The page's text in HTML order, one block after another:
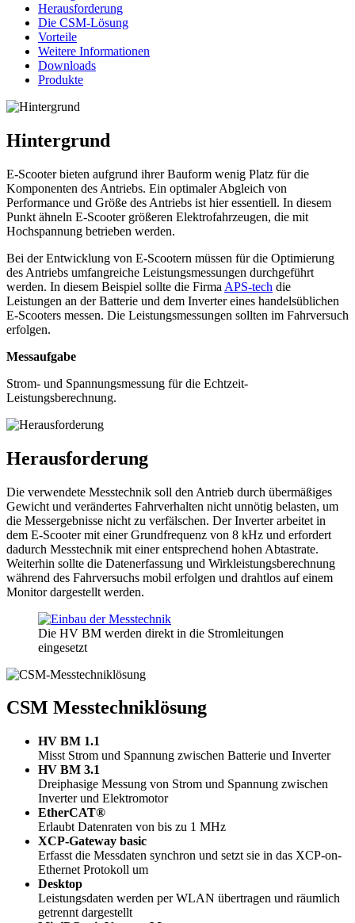
Herausforderung
Die CSM-Lösung
Vorteile
Weitere Informationen
Downloads
Produkte
Hintergrund
E-Scooter bieten aufgrund ihrer Bauform wenig Platz für die
Komponenten des Antriebs. Ein optimaler Abgleich von
Performance und Größe des Antriebs ist hier essentiell. In diesem
Punkt ähneln E-Scooter größeren Elektrofahrzeugen, die mit
Hochspannung betrieben werden.
Bei der Entwicklung von E-Scootern müssen für die Optimierung
des Antriebs umfangreiche Leistungsmessungen durchgeführt
werden. In diesem Beispiel sollte die Firma APS-tech die
Leistungen an der Batterie und dem Inverter eines handelsüblichen
E-Scooters messen. Die Leistungsmessungen sollten im Fahrversuch
erfolgen.
Messaufgabe
Strom- und Spannungsmessung für die Echtzeit-
Leistungsberechnung.
Herausforderung
Die verwendete Messtechnik soll den Antrieb durch übermäßiges
Gewicht und verändertes Fahrverhalten nicht unnötig belasten, um
die Messergebnisse nicht zu verfälschen. Der Inverter arbeitet in
dem E-Scooter mit einer Grundfrequenz von 8 kHz und erfordert
dadurch Messtechnik mit einer entsprechend hohen Abtastrate.
Weiterhin sollte die Datenerfassung und Wirkleistungsberechnung
während des Fahrversuchs mobil erfolgen und drahtlos auf einem
Monitor dargestellt werden.
Die HV BM werden direkt in die Stromleitungen
eingesetzt
CSM Messtechniklösung
HV BM 1.1
Misst Strom und Spannung zwischen Batterie und Inverter
HV BM 3.1
Dreiphasige Messung von Strom und Spannung zwischen
Inverter und Elektromotor
EtherCAT®
Erlaubt Datenraten von bis zu 1 MHz
XCP-Gateway basic
Erfasst die Messdaten synchron und setzt sie in das XCP-on-
Ethernet Protokoll um
Desktop
Leistungsdaten werden per WLAN übertragen und räumlich
getrennt dargestellt